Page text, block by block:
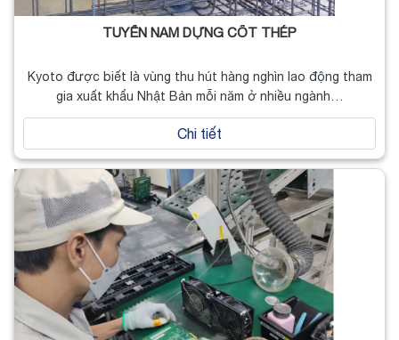
TUYỂN NAM DỰNG CỐT THÉP
Kyoto được biết là vùng thu hút hàng nghìn lao động tham
gia xuất khẩu Nhật Bản mỗi năm ở nhiều ngành…
Chi tiết